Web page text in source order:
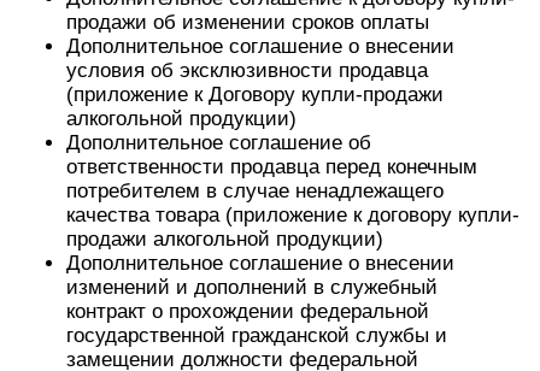
продажи об изменении сроков оплаты
Дополнительное соглашение о внесении
условия об эксклюзивности продавца
(приложение к Договору купли-продажи
алкогольной продукции)
Дополнительное соглашение об
ответственности продавца перед конечным
потребителем в случае ненадлежащего
качества товара (приложение к договору купли-
продажи алкогольной продукции)
Дополнительное соглашение о внесении
изменений и дополнений в служебный
контракт о прохождении федеральной
государственной гражданской службы и
замещении должности федеральной